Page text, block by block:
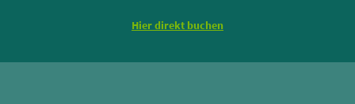
Hier direkt buchen